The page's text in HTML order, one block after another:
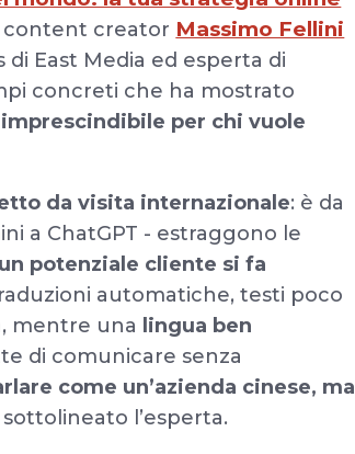
content creator Massimo Fellini
di East Media ed esperta di
concreti che ha mostrato
per chi vuole
da visita internazionale: è da
a ChatGPT - estraggono le
potenziale cliente si fa
automatiche, testi poco
mentre una lingua ben
di comunicare senza
come un’azienda cinese, ma
sottolineato l’esperta.